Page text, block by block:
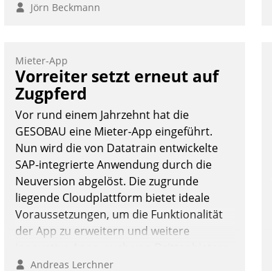
Jörn Beckmann
Mieter-App
Vorreiter setzt erneut auf
Zugpferd
Vor rund einem Jahrzehnt hat die
GESOBAU eine Mieter-App eingeführt.
Nun wird die von Datatrain entwickelte
SAP-integrierte Anwendung durch die
Neuversion abgelöst. Die zugrunde
liegende Cloudplattform bietet ideale
Voraussetzungen, um die Funktionalität
der App zu erweitern und weitere
in SAP zu integrieren.
Andreas Lerchner